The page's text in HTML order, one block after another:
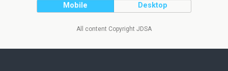
Mobile Desktop
All content Copyright JDSA